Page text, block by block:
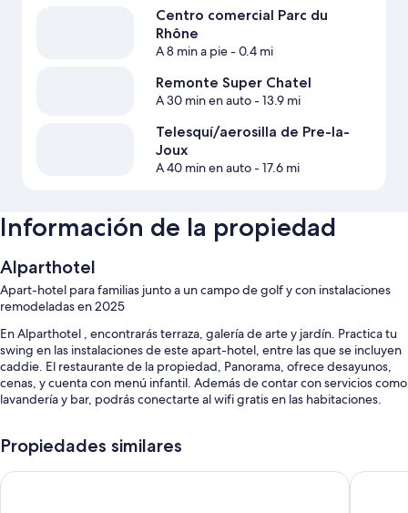
Centro comercial Parc du
Rhône
A 8 min a pie- 0.4 mi
Remonte Super Chatel
A 30 min en auto- 13.9 mi
Telesquí/aerosilla de Pre-la-
Joux
A 40 min en auto- 17.6 mi
Información de la propiedad
Alparthotel
Apart-hotel para familias junto a un campo de golf y con instalaciones
remodeladas en 2025
En Alparthotel , encontrarás terraza, galería de arte y jardín. Practica tu
swing en las instalaciones de este apart-hotel, entre las que se incluyen
caddie. El restaurante de la propiedad, Panorama, ofrece desayunos,
cenas, y cuenta con menú infantil. Además de contar con servicios como
lavandería y bar, podrás conectarte al wifi gratis en las habitaciones.
Acceso a una alberca al aire libre en los alrededores con tobogán y
área de juegos acuáticos
Propiedades similares
SWISSPEAK Resorts by Pierre & Vacances Premium Meiringen
Emma's